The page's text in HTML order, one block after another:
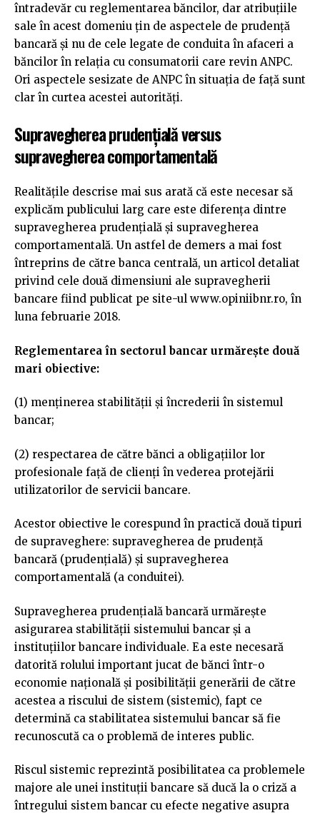
întradevăr cu reglementarea băncilor, dar atribuțiile
sale în acest domeniu țin de aspectele de prudență
bancară și nu de cele legate de conduita în afaceri a
băncilor în relația cu consumatorii care revin ANPC.
Ori aspectele sesizate de ANPC în situația de față sunt
clar în curtea acestei autorități.
Supravegherea prudențială versus
supravegherea comportamentală
Realitățile descrise mai sus arată că este necesar să
explicăm publicului larg care este diferența dintre
supravegherea prudențială și supravegherea
comportamentală. Un astfel de demers a mai fost
întreprins de către banca centrală, un articol detaliat
privind cele două dimensiuni ale supravegherii
bancare fiind publicat pe site-ul www.opiniibnr.ro, în
luna februarie 2018.
Reglementarea în sectorul bancar urmărește două
mari obiective:
(1) menținerea stabilității și încrederii în sistemul
bancar;
(2) respectarea de către bănci a obligațiilor lor
profesionale față de clienți în vederea protejării
utilizatorilor de servicii bancare.
Acestor obiective le corespund în practică două tipuri
de supraveghere: supravegherea de prudență
bancară (prudențială) și supravegherea
comportamentală (a conduitei).
Supravegherea prudențială bancară urmărește
asigurarea stabilității sistemului bancar și a
instituțiilor bancare individuale. Ea este necesară
datorită rolului important jucat de bănci într-o
economie națională și posibilității generării de către
acestea a riscului de sistem (sistemic), fapt ce
determină ca stabilitatea sistemului bancar să fie
recunoscută ca o problemă de interes public.
Riscul sistemic reprezintă posibilitatea ca problemele
majore ale unei instituții bancare să ducă la o criză a
întregului sistem bancar cu efecte negative asupra